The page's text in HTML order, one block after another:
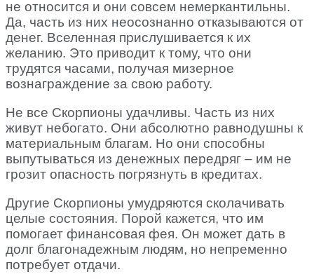
не относится и они совсем немеркантильны.
Да, часть из них неосознанно отказываются от
денег. Вселенная прислушивается к их
желанию. Это приводит к тому, что они
трудятся часами, получая мизерное
вознаграждение за свою работу.
Не все Скорпионы удачливы. Часть из них
живут небогато. Они абсолютно равнодушны к
материальным благам. Но они способны
выпутываться из денежных передряг – им не
грозит опасность погрязнуть в кредитах.
Другие Скорпионы умудряются сколачивать
целые состояния. Порой кажется, что им
помогает финансовая фея. Он может дать в
долг благонадежным людям, но непременно
потребует отдачи.